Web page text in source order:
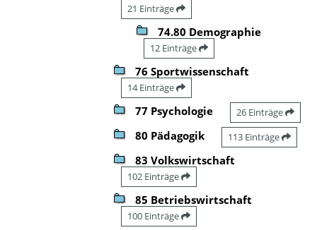
21 Einträge
74.80 Demographie
12 Einträge
76 Sportwissenschaft
14 Einträge
77 Psychologie 26 Einträge
80 Pädagogik 113 Einträge
83 Volkswirtschaft
102 Einträge
85 Betriebswirtschaft
100 Einträge